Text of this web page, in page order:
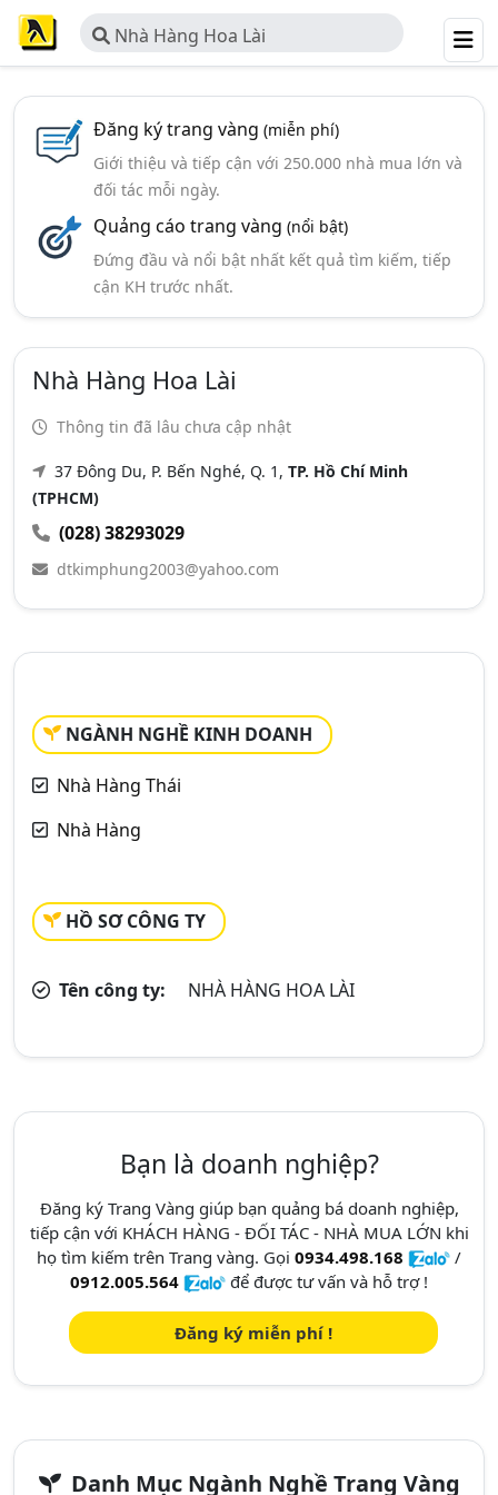
Nhà Hàng Hoa Lài
Đăng ký trang vàng (miễn phí)
Giới thiệu và tiếp cận với 250.000 nhà mua lớn và
đối tác mỗi ngày.
Quảng cáo trang vàng (nổi bật)
Đứng đầu và nổi bật nhất kết quả tìm kiếm, tiếp
cận KH trước nhất.
Nhà Hàng Hoa Lài
Thông tin đã lâu chưa cập nhật
37 Đông Du, P. Bến Nghé, Q. 1, TP. Hồ Chí Minh
(TPHCM)
(028) 38293029
dtkimphung2003@yahoo.com
NGÀNH NGHỀ KINH DOANH
Nhà Hàng Thái
Nhà Hàng
HỒ SƠ CÔNG TY
Tên công ty: NHÀ HÀNG HOA LÀI
Bạn là doanh nghiệp?
Đăng ký Trang Vàng giúp bạn quảng bá doanh nghiệp,
tiếp cận với KHÁCH HÀNG - ĐỐI TÁC - NHÀ MUA LỚN khi
họ tìm kiếm trên Trang vàng. Gọi 0934.498.168
/
0912.005.564
để được tư vấn và hỗ trợ !
Đăng ký miễn phí !
Danh Mục Ngành Nghề Trang Vàng